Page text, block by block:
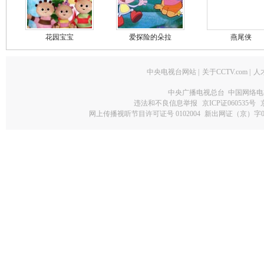
花园宝宝 爱探险的朵拉 燕尾侠
中央电视台网站 关于CCTV.com 人
中央广播电视总台 中国网络
违法和不良信息举报
京ICP证060535号
网上传播视听节目许可证号 0102004 新出网证（京）